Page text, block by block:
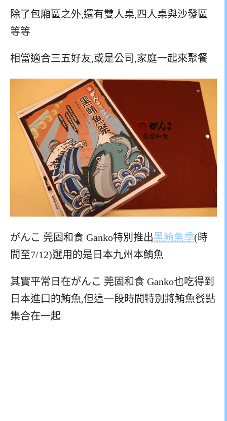
除了包廂區之外,還有雙人桌,四人桌與沙發區
等等
相當適合三五好友,或是公司,家庭一起來聚餐
がんこ 莞固和食 Ganko特別推出黑鮪魚季(時
間至7/12)選用的是日本九州本鮪魚
其實平常日在がんこ 莞固和食 Ganko也吃得到
日本進口的鮪魚,但這一段時間特別將鮪魚餐點
集合在一起